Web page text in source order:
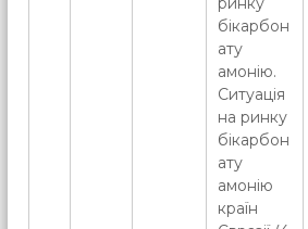
бікарбон
ату
амонію.
Ситуація
на ринку
бікарбон
ату
амонію
країн